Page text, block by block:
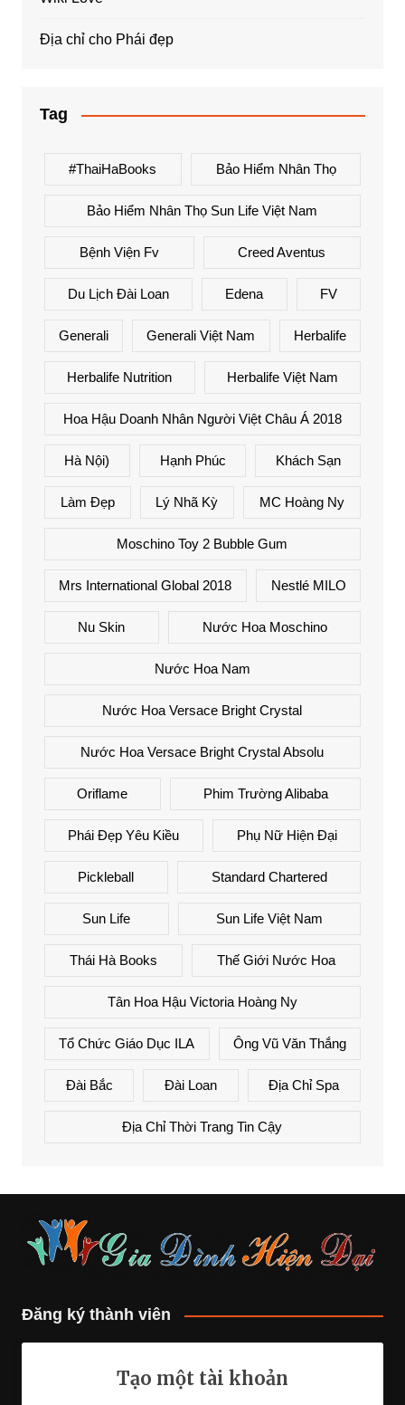
Địa chỉ cho Phái đẹp
Tag
#ThaiHaBooks Bảo Hiểm Nhân Thọ
Bảo Hiểm Nhân Thọ Sun Life Việt Nam
Bệnh Viện Fv Creed Aventus
Du Lịch Đài Loan Edena FV
Generali Generali Việt Nam Herbalife
Herbalife Nutrition Herbalife Việt Nam
Hoa Hậu Doanh Nhân Người Việt Châu Á 2018
Hà Nội) Hạnh Phúc Khách Sạn
Làm Đẹp Lý Nhã Kỳ MC Hoàng Ny
Moschino Toy 2 Bubble Gum
Mrs International Global 2018 Nestlé MILO
Nu Skin Nước Hoa Moschino
Nước Hoa Nam
Nước Hoa Versace Bright Crystal
Nước Hoa Versace Bright Crystal Absolu
Oriflame Phim Trường Alibaba
Phái Đẹp Yêu Kiều Phụ Nữ Hiện Đại
Pickleball Standard Chartered
Sun Life Sun Life Việt Nam
Thái Hà Books Thế Giới Nước Hoa
Tân Hoa Hậu Victoria Hoàng Ny
Tổ Chức Giáo Dục ILA Ông Vũ Văn Thắng
Đài Bắc Đài Loan Địa Chỉ Spa
Địa Chỉ Thời Trang Tin Cậy
Đăng ký thành viên
Tạo một tài khoản